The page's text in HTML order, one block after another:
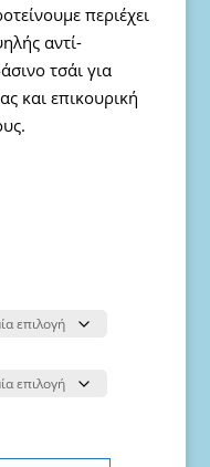
περιέχει
αντί-
τσάι για
και επικουρική